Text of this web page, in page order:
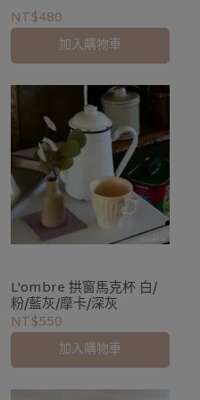
NT$480
加入購物車
L'ombre 拱窗馬克杯 白/
粉/藍灰/摩卡/深灰
NT$550
加入購物車